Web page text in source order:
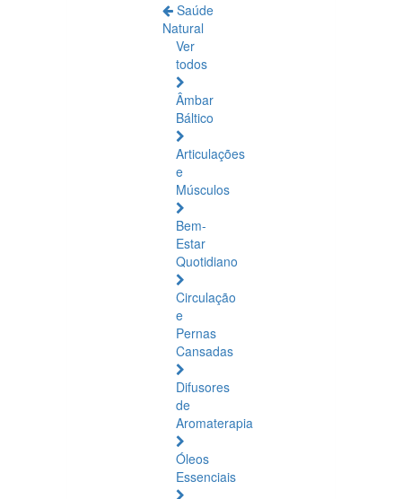
Saúde
Natural
Ver
todos
Âmbar
Báltico
Articulações
e
Músculos
Bem-
Estar
Quotidiano
Circulação
e
Pernas
Cansadas
Difusores
de
Aromaterapia
Óleos
Essenciais